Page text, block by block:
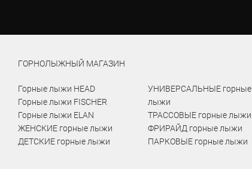
ГОРНОЛЫЖНЫЙ МАГАЗИН
Горные лыжи HEAD
Горные лыжи FISCHER
Горные лыжи ELAN
ЖЕНСКИЕ горные лыжи
ДЕТСКИЕ горные лыжи
УНИВЕРСАЛЬНЫЕ горные
лыжи
ТРАССОВЫЕ горные лыжи
ФРИРАЙД горные лыжи
ПАРКОВЫЕ горные лыжи